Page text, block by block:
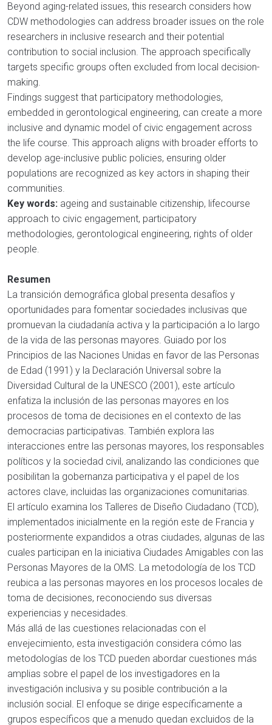
Beyond aging-related issues, this research considers how
CDW methodologies can address broader issues on the role
researchers in inclusive research and their potential
contribution to social inclusion. The approach specifically
targets specific groups often excluded from local decision-
making.
Findings suggest that participatory methodologies,
embedded in gerontological engineering, can create a more
inclusive and dynamic model of civic engagement across
the life course. This approach aligns with broader efforts to
develop age-inclusive public policies, ensuring older
populations are recognized as key actors in shaping their
communities.
Key words: ageing and sustainable citizenship, lifecourse
approach to civic engagement, participatory
methodologies, gerontological engineering, rights of older
people.
Resumen
La transición demográfica global presenta desafíos y
oportunidades para fomentar sociedades inclusivas que
promuevan la ciudadanía activa y la participación a lo largo
de la vida de las personas mayores. Guiado por los
Principios de las Naciones Unidas en favor de las Personas
de Edad (1991) y la Declaración Universal sobre la
Diversidad Cultural de la UNESCO (2001), este artículo
enfatiza la inclusión de las personas mayores en los
procesos de toma de decisiones en el contexto de las
democracias participativas. También explora las
interacciones entre las personas mayores, los responsables
políticos y la sociedad civil, analizando las condiciones que
posibilitan la gobernanza participativa y el papel de los
actores clave, incluidas las organizaciones comunitarias.
El artículo examina los Talleres de Diseño Ciudadano (TCD),
implementados inicialmente en la región este de Francia y
posteriormente expandidos a otras ciudades, algunas de las
cuales participan en la iniciativa Ciudades Amigables con las
Personas Mayores de la OMS. La metodología de los TCD
reubica a las personas mayores en los procesos locales de
toma de decisiones, reconociendo sus diversas
experiencias y necesidades.
Más allá de las cuestiones relacionadas con el
envejecimiento, esta investigación considera cómo las
metodologías de los TCD pueden abordar cuestiones más
amplias sobre el papel de los investigadores en la
investigación inclusiva y su posible contribución a la
inclusión social. El enfoque se dirige específicamente a
grupos específicos que a menudo quedan excluidos de la